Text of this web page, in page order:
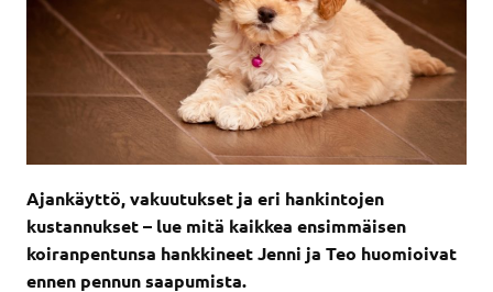
Ajankäyttö, vakuutukset ja eri hankintojen
kustannukset – lue mitä kaikkea ensimmäisen
koiranpentunsa hankkineet Jenni ja Teo huomioivat
ennen pennun saapumista.